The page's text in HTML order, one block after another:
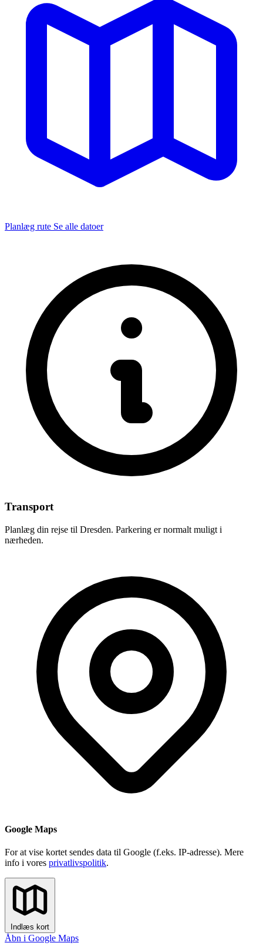
Planlæg rute Se alle datoer
Transport
Planlæg din rejse til Dresden. Parkering er normalt muligt i
nærheden.
Google Maps
For at vise kortet sendes data til Google (f.eks. IP-adresse). Mere
info i vores privatlivspolitik.
Indlæs kort
Åbn i Google Maps